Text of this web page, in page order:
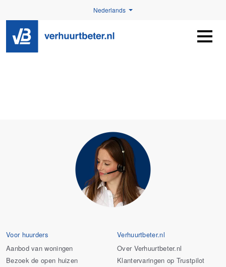
Nederlands
Voor huurders
Aanbod van woningen
Bezoek de open huizen
Verhuurtbeter.nl
Over Verhuurtbeter.nl
Klantervaringen op Trustpilot